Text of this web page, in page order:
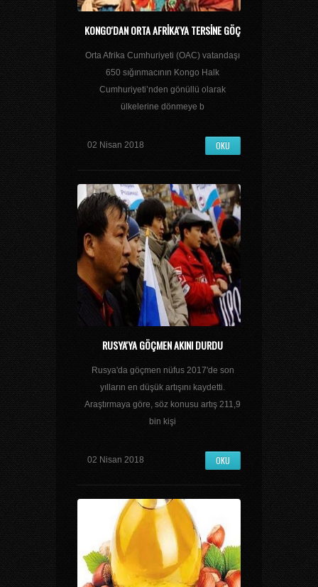
KONGO'DAN ORTA AFRIKA'YA TERSINE GÖÇ
Orta Afrika Cumhuriyeti (OAC) vatandaşı
650 sığınmacının Kongo Halk
Cumhuriyeti’nden gönüllü olarak
ülkelerine dönmeye b
02 Nisan 2018 OKU
RUSYA'YA GÖÇMEN AKINI DURDU
Rusya'da göçmen nüfus 2017'de son
yılların en düşük artışını kaydetti.
Araştırmaya göre, söz konusu artış 211,9
bin kişi
02 Nisan 2018 OKU